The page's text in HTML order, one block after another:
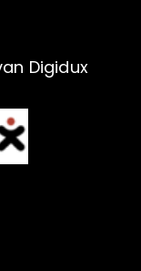
Digidux